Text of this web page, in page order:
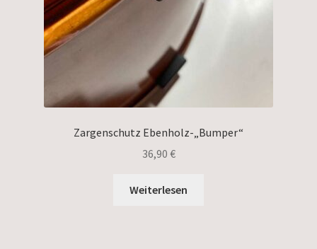
Zargenschutz Ebenholz-„Bumper“
36,90 €
Weiterlesen